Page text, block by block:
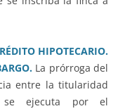
HIPOTECARIO.
La prórroga del
entre la titularidad
ejecuta por el